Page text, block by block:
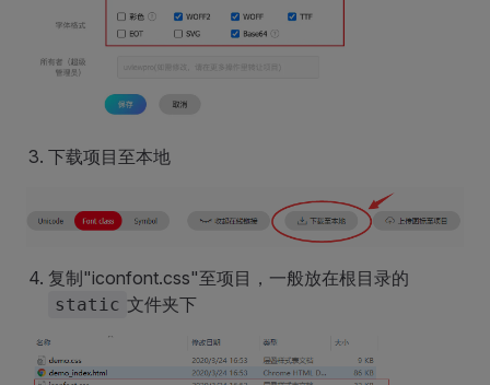
下载项目至本地
复制"iconfont.css"至项目，一般放在根目录的
static 文件夹下